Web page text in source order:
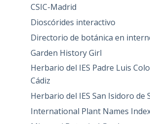
CSIC-Madrid
Dioscórides interactivo
Directorio de botánica en
Garden History Girl
Herbario del IES Padre Luis
Cádiz
Herbario del IES San Isidoro de
International Plant Names